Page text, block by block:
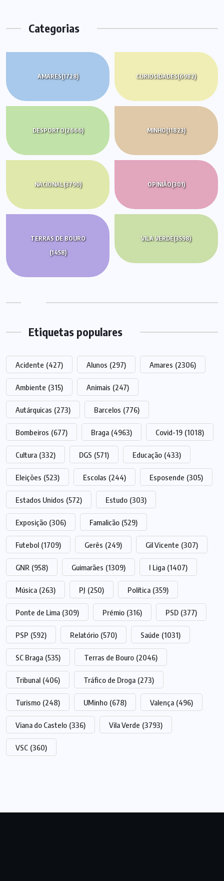
Categorias
AMARES(1728) CURIOSIDADES(6982)
DESPORTO(2666) MINHO(11823)
NACIONAL(3790) OPINIÃO(301)
TERRAS DE BOURO
(1458)
VILA VERDE(3598)
Etiquetas populares
Acidente (427) Alunos (297) Amares (2306)
Ambiente (315) Animais (247)
Autárquicas (273) Barcelos (776)
Bombeiros (677) Braga (4963) Covid-19 (1018)
Cultura (332) DGS (571) Educação (433)
Eleições (523) Escolas (244) Esposende (305)
Estados Unidos (572) Estudo (303)
Exposição (306) Famalicão (529)
Futebol (1709) Gerês (249) Gil Vicente (307)
GNR (958) Guimarães (1309) I Liga (1407)
Música (263) PJ (250) Política (359)
Ponte de Lima (309) Prémio (316) PSD (377)
PSP (592) Relatório (570) Saúde (1031)
SC Braga (535) Terras de Bouro (2046)
Tribunal (406) Tráfico de Droga (273)
Turismo (248) UMinho (678) Valença (496)
Viana do Castelo (336) Vila Verde (3793)
VSC (360)